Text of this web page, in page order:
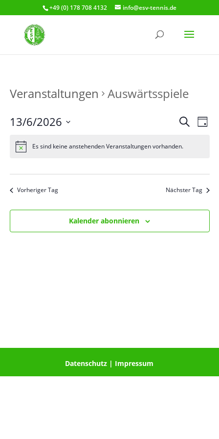
+49 (0) 178 708 4132 info@esv-tennis.de
Veranstaltungen Auswärtsspiele
und
SucheTag
13/6/2026
wählen.Es sind keine anstehenden Veranstaltungen vorhanden.
Vorheriger Tag Nächster Tag
Kalender abonnieren
Datenschutz | Impressum